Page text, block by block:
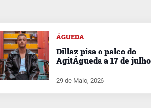
ÁGUEDA
Dillaz pisa o palco do
AgitÁgueda a 17 de julho
29 de Maio, 2026